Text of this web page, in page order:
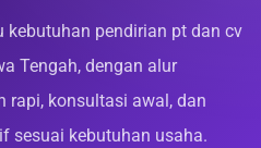
kebutuhan pendirian pt dan cv
Tengah, dengan alur
rapi, konsultasi awal, dan
sesuai kebutuhan usaha.